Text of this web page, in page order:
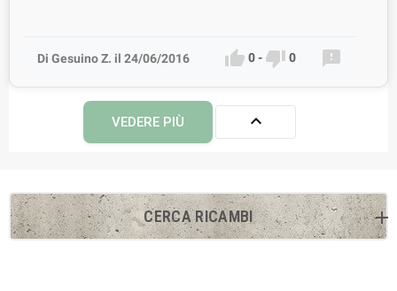
Di Gesuino Z. il 24/06/2016  0-  0 
VEDERE PIÙ 
CERCA RICAMBI